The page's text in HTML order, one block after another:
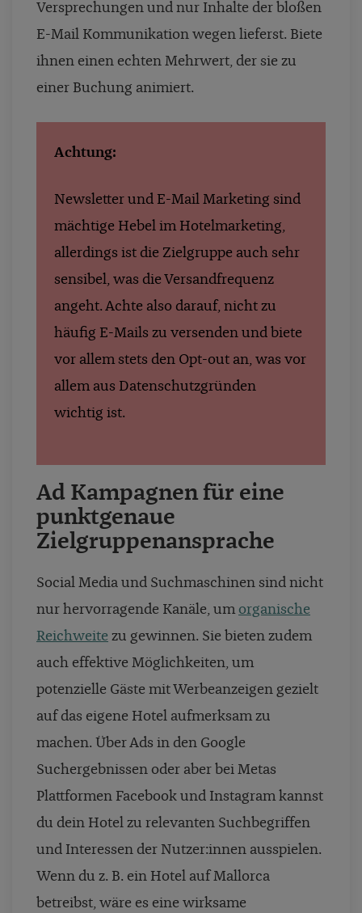
Versprechungen und nur Inhalte der bloßen
E-Mail Kommunikation wegen lieferst. Biete
ihnen einen echten Mehrwert, der sie zu
einer Buchung animiert.
Achtung:
Newsletter und E-Mail Marketing sind
mächtige Hebel im Hotelmarketing,
allerdings ist die Zielgruppe auch sehr
sensibel, was die Versandfrequenz
angeht. Achte also darauf, nicht zu
häufig E-Mails zu versenden und biete
vor allem stets den Opt-out an, was vor
allem aus Datenschutzgründen
wichtig ist.
Ad Kampagnen für eine
punktgenaue
Zielgruppenansprache
Social Media und Suchmaschinen sind nicht
nur hervorragende Kanäle, um organische
Reichweite zu gewinnen. Sie bieten zudem
auch effektive Möglichkeiten, um
potenzielle Gäste mit Werbeanzeigen gezielt
auf das eigene Hotel aufmerksam zu
machen. Über Ads in den Google
Suchergebnissen oder aber bei Metas
Plattformen Facebook und Instagram kannst
du dein Hotel zu relevanten Suchbegriffen
und Interessen der Nutzer:innen ausspielen.
Wenn du z. B. ein Hotel auf Mallorca
betreibst, wäre es eine wirksame